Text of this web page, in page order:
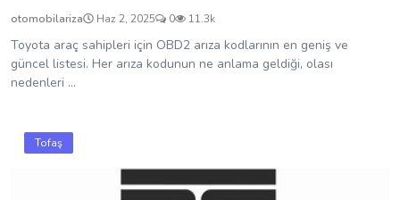
otomobilariza Haz 2, 2025 0 11.3k
Toyota araç sahipleri için OBD2 arıza kodlarının en geniş ve
güncel listesi. Her arıza kodunun ne anlama geldiği, olası
nedenleri ...
Tofaş